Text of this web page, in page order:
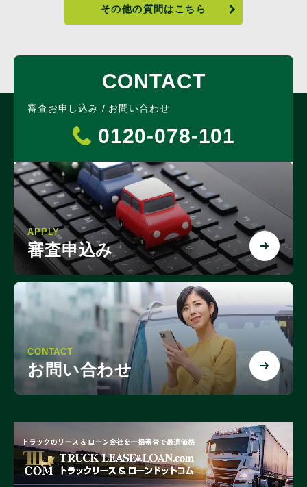
その他の質問はこちら
CONTACT
審査お申し込み / お問い合わせ
0120-078-101
APPLY
審査申込み
CONTACT
お問い合わせ